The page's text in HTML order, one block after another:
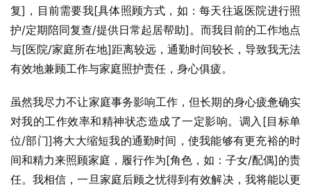
复]，目前需要我[具体照顾方式，如：每天往返医院进行照
护/定期陪同复查/提供日常起居帮助]。而我目前的工作地点
与[医院/家庭所在地]距离较远，通勤时间较长，导致我无法
有效地兼顾工作与家庭照护责任，身心俱疲。
虽然我尽力不让家庭事务影响工作，但长期的身心疲惫确实
对我的工作效率和精神状态造成了一定影响。调入[目标单
位/部门]将大大缩短我的通勤时间，使我能够有更充裕的时
间和精力来照顾家庭，履行作为[角色，如：子女/配偶]的责
任。我相信，一旦家庭后顾之忧得到有效解决，我将能以更